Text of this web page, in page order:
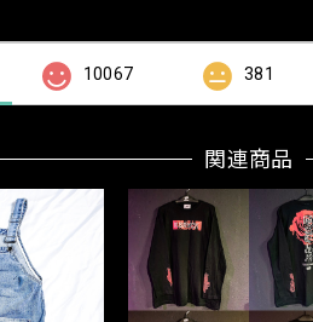
10067 381
関連商品